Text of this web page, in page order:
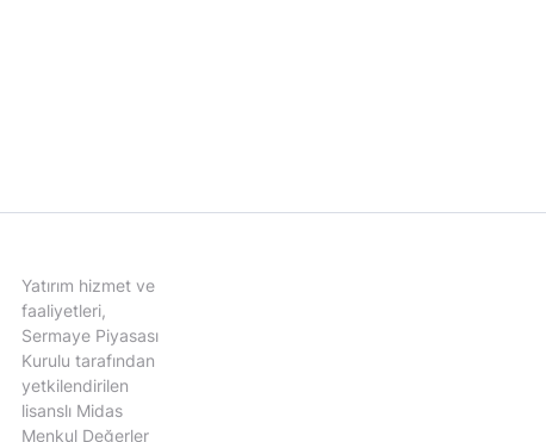
Yatırım hizmet ve
faaliyetleri,
Sermaye Piyasası
Kurulu tarafından
yetkilendirilen
lisanslı Midas
Menkul Değerler